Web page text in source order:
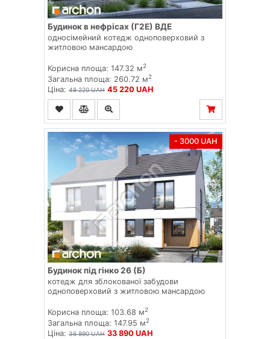
Будинок в нефрісах (Г2Е) ВДЕ
односімейний котедж одноповерховий з
житловою мансардою
Корисна площа: 147.32 м2
Загальна площа: 260.72 м2
Ціна: 48 220 UAH 45 220 UAH
- 3000 UAH
Будинок під гінко 26 (Б)
котедж для зблокованої забудови
одноповерховий з житловою мансардою
Корисна площа: 103.68 м2
Загальна площа: 147.95 м2
Ціна: 36 890 UAH 33 890 UAH